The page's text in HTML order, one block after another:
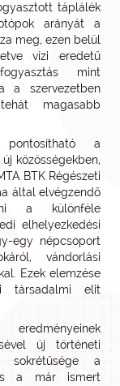
táplálék
arányát a
meg, ezen belül
vízi eredetű
mint
a szervezetben
magasabb
pontosítható a
közösségekben,
BTK Régészeti
által elvégzendő
a különféle
elhelyezkedési
egy népcsoport
vándorlási
Ezek elemzése
társadalmi elit
új történeti
sokrétűsége a
a már ismert